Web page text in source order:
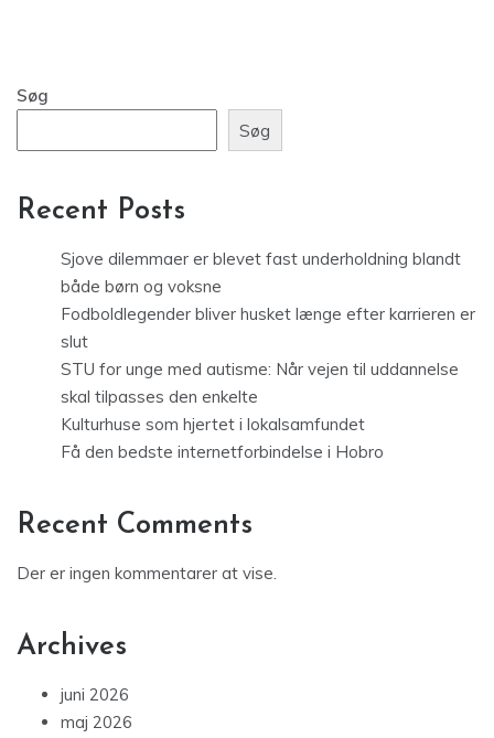
Søg
Søg
Recent Posts
Sjove dilemmaer er blevet fast underholdning blandt
både børn og voksne
Fodboldlegender bliver husket længe efter karrieren er
slut
STU for unge med autisme: Når vejen til uddannelse
skal tilpasses den enkelte
Kulturhuse som hjertet i lokalsamfundet
Få den bedste internetforbindelse i Hobro
Recent Comments
Der er ingen kommentarer at vise.
Archives
juni 2026
maj 2026